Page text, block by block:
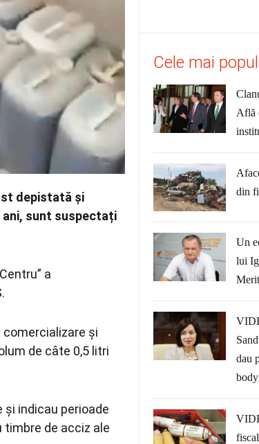
depistată și
ani, sunt suspectați
a
și
de câte 0,5 litri
indicau perioade
timbre de acciz ale
Cele mai
Află
din
Un
lui
dau